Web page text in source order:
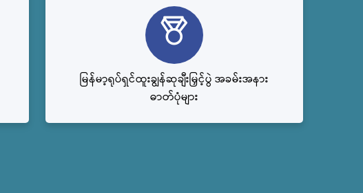
မြန်မာ့ရုပ်ရှင်ထူးချွန်ဆုချီးမြှင့်ပွဲ အခမ်းအနား
ဓာတ်ပုံများ